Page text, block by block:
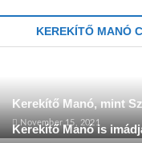
KEREKÍTŐ MANÓ
Kerekítő Manó, mint
November 15, 2021
Kerekítő Manó is